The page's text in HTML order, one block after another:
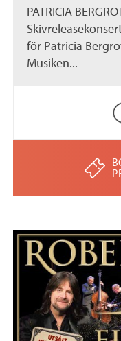
PATRICIA
för Patricia
Musiken...